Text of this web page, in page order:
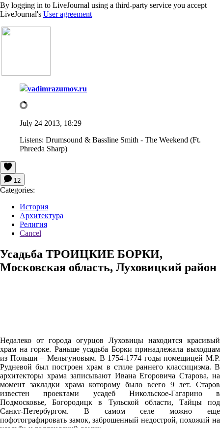
By logging in to LiveJournal using a third-party service you accept
LiveJournal's User agreement
vadimrazumov.ru
July 24 2013, 18:29
Listens: Drumsound & Bassline Smith - The Weekend (Ft.
Phreeda Sharp)
12
Categories:
История
Архитектура
Религия
Cancel
Усадьба ТРОИЦКИЕ БОРКИ,
Московская область, Луховицкий район
Недалеко от города огурцов Луховицы находится красивый
храм на горке. Раньше усадьба Борки принадлежала выходцам
из Польши – Мельгуновым. В 1754-1774 годы помещицей М.Р.
Рудневой был построен храм в стиле раннего классицизма. В
архитекторы храма записывают Ивана Егоровича Старова, на
момент закладки храма которому было всего 9 лет. Старов
известен проектами усадеб Никольское-Гагарино в
Подмосковье, Богородицк в Тульской области, Тайцы под
Санкт-Петербургом. В самом селе можно еще
пофотографировать замок, заброшенный недострой, похожий на